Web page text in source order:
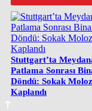
Stuttgart’ta
Patlama Sonrası
Döndü: Sokak Moloz
Kaplandı